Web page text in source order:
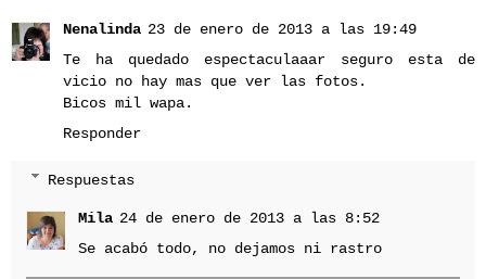
Nenalinda 23 de enero de 2013 a las 19:49
Te ha quedado espectaculaaar seguro esta de
vicio no hay mas que ver las fotos.
Bicos mil wapa.
Responder
Respuestas
Mila 24 de enero de 2013 a las 8:52
Se acabó todo, no dejamos ni rastro